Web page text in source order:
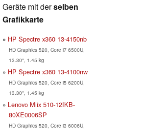
Geräte mit derselben
Grafikkarte
HP Spectre x360 13-4150nb
HD Graphics 520, Core i7 6500U,
13.30", 1.45 kg
HP Spectre x360 13-4100nw
HD Graphics 520, Core i5 6200U,
13.30", 1.45 kg
Lenovo Miix 510-12IKB-
80XE0006SP
HD Graphics 520, Core i3 6006U,